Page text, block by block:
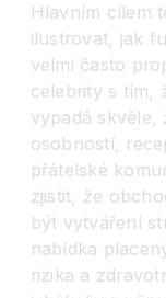
Hlavním cílem
ilustrovat, jak
velmi často
celebrity s tím,
vypadá skvěle,
osobností,
přátelské
zjistit, že
být vytváření
nabídka
rizika a